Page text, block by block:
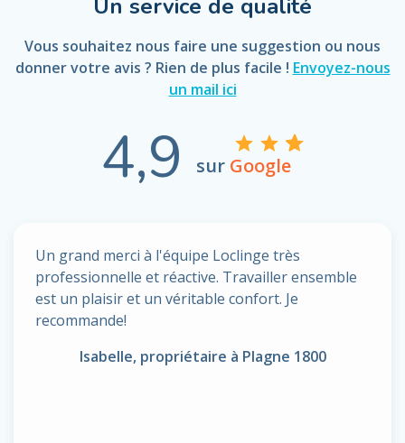
Un service de qualité
Vous souhaitez nous faire une suggestion ou nous
donner votre avis ? Rien de plus facile ! Envoyez-nous
un mail ici
4,9 sur Google
Un grand merci à l'équipe Loclinge très
professionnelle et réactive. Travailler ensemble
est un plaisir et un véritable confort. Je
recommande!
Isabelle, propriétaire à Plagne 1800